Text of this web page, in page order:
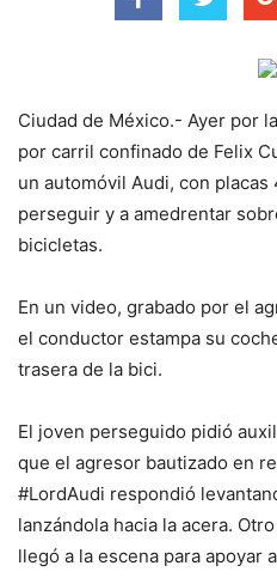
Ciudad de México.- Ayer por
por carril confinado de Felix
un automóvil Audi, con placas
perseguir y a amedrentar
bicicletas.
En un video, grabado por el
el conductor estampa su
trasera de la bici.
El joven perseguido pidió
que el agresor bautizado en
#LordAudi respondió
lanzándola hacia la acera.
llegó a la escena para apoyar